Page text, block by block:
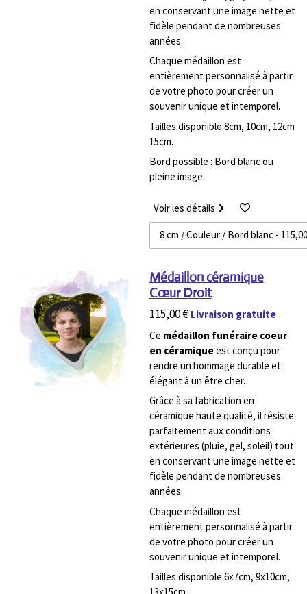
en conservant une image nette et
fidèle pendant de nombreuses
années.
Chaque médaillon est
entièrement personnalisé à partir
de votre photo pour créer un
souvenir unique et intemporel.
Tailles disponible 8cm, 10cm, 12cm
15cm.
Bord possible : Bord blanc ou
pleine image.
Voir les détails
Médaillon céramique
Cœur Droit
115,00 € Livraison gratuite
Ce médaillon funéraire coeur
en céramiqueest conçu pour
rendre un hommage durable et
élégant à un être cher.
Grâce à sa fabrication en
céramique haute qualité, il résiste
parfaitement aux conditions
extérieures (pluie, gel, soleil) tout
en conservant une image nette et
fidèle pendant de nombreuses
années.
Chaque médaillon est
entièrement personnalisé à partir
de votre photo pour créer un
souvenir unique et intemporel.
Tailles disponible 6x7cm, 9x10cm,